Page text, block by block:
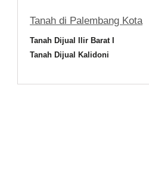
Tanah di Palembang Kota
Tanah Dijual Ilir Barat I
Tanah Dijual Kalidoni